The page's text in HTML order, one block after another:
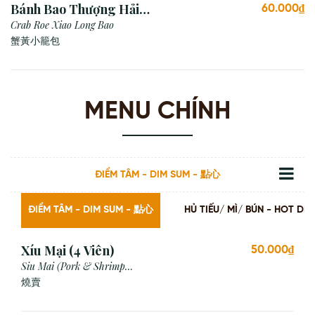
Bánh Bao Thượng Hải
Gạch Cua (3 viên)
Crab Roe Xiao Long Bao
蟹黃小籠包
60.000₫
MENU CHÍNH
ĐIỂM TÂM - DIM SUM - 點心
ĐIỂM TÂM - DIM SUM - 點心 HỦ TIẾU/ MÌ/ BÚN - HOT
Xíu Mại (4 Viên)
Siu Mai (Pork & Shrimp
Dumpling)
燒賣
50.000₫